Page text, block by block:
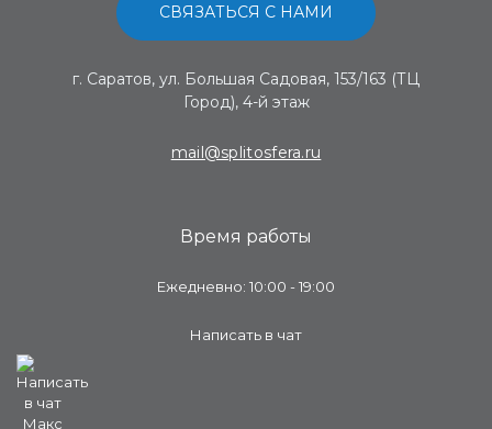
СВЯЗАТЬСЯ С НАМИ
г. Саратов, ул. Большая Садовая, 153/163 (ТЦ
Город), 4-й этаж
mail@splitosfera.ru
Время работы
Ежедневно: 10:00 - 19:00
Написать в чат